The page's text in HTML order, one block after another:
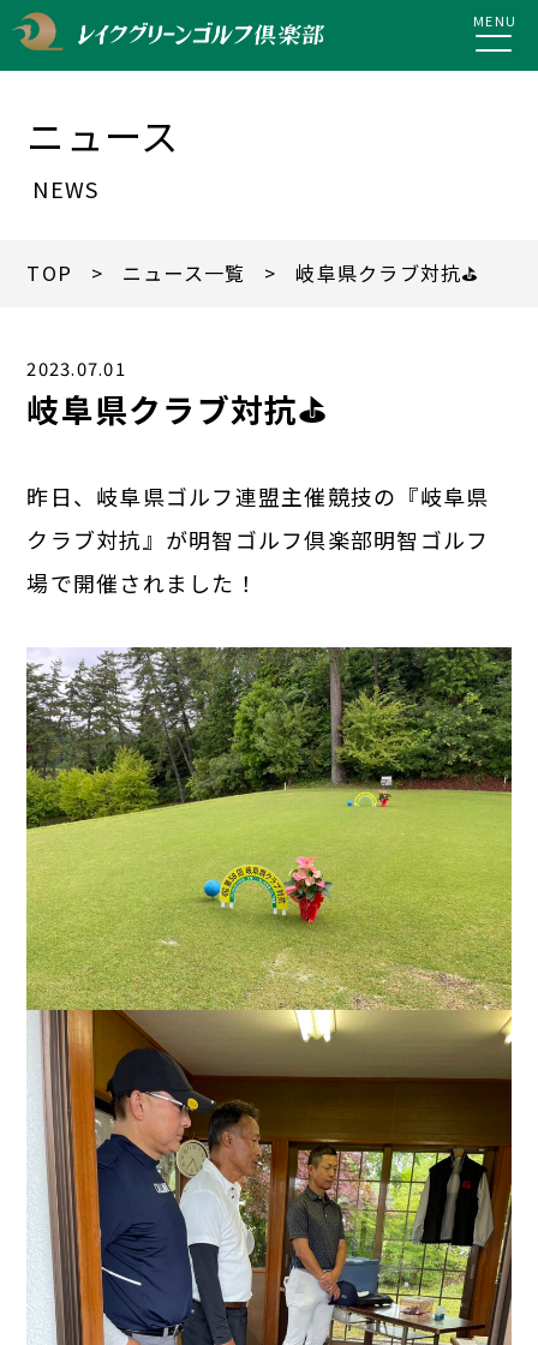
MENU
ニュース
NEWS
TOP > ニュース一覧 > 岐阜県クラブ対抗⛳
2023.07.01
岐阜県クラブ対抗⛳
昨日、岐阜県ゴルフ連盟主催競技の『岐阜県
クラブ対抗』が明智ゴルフ倶楽部明智ゴルフ
場で開催されました！